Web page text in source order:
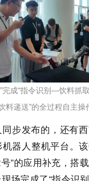
完成“指令识别—饮料
料递送”的全过程自主操
步发布的，还有
机器人整机平台。
”的应用补充，搭